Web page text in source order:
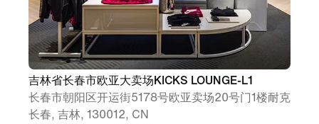
吉林省长春市欧亚大卖场KICKS LOUNGE-L1
长春市朝阳区开运街5178号欧亚卖场20号门1楼耐克
长春, 吉林, 130012, CN